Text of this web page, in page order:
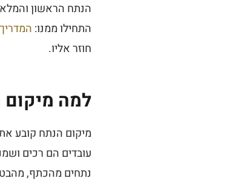
הנתח הראשון
התחילו ממנו:
חוזר אליו.
למה
מיקום הנתח קובע
עובדים הם רכים
נתחים מהכתף,